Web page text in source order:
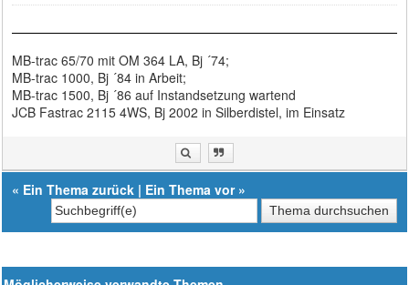
MB-trac 65/70 mit OM 364 LA, Bj ´74;
MB-trac 1000, Bj ´84 in Arbeit;
MB-trac 1500, Bj ´86 auf Instandsetzung wartend
JCB Fastrac 2115 4WS, Bj 2002 in Silberdistel, im Einsatz
« Ein Thema zurück | Ein Thema vor»